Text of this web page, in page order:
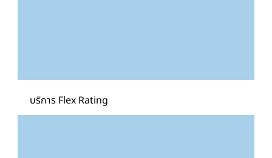
บริการ Flex Rating